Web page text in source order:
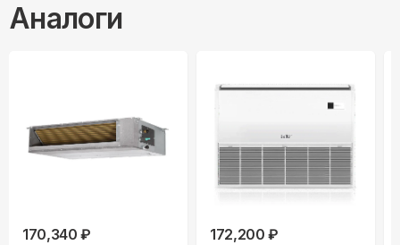
Аналоги
170,340 ₽
172,200 ₽